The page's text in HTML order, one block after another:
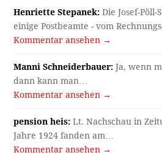
Henriette Stepanek: Die Josef-
einige Postbeamte - vom
Kommentar ansehen →
Manni Schneiderbauer: Ja, wenn
dann kann man…
Kommentar ansehen →
pension heis: Lt. Nachschau in
Jahre 1924 fanden am…
Kommentar ansehen →